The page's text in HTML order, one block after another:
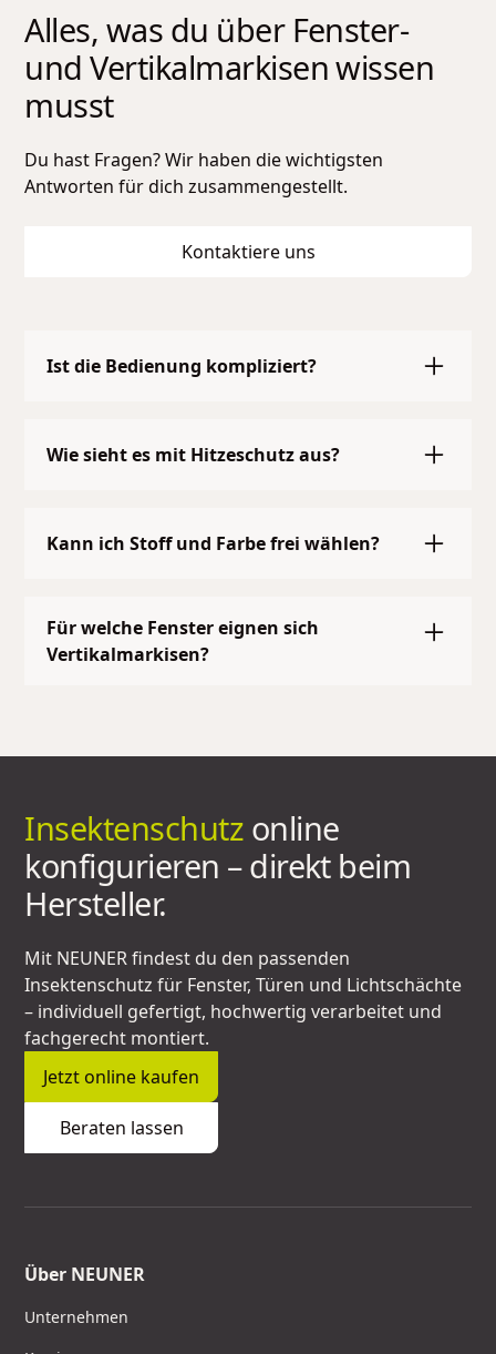
Alles, was du über Fenster-
und Vertikalmarkisenwissen
musst
Du hast Fragen? Wir haben die wichtigsten
Antworten für dich zusammengestellt.
Kontaktiere uns
Ist die Bedienung kompliziert?
bedienen und auf Wunsch auch mit Motor oder
Smart-Home-Anbindung erhältlich.
Wie sieht es mit Hitzeschutz aus?
Raumklima.
Kann ich Stoff und Farbe frei wählen?
und Stoffqualitäten, damit es perfekt zu deinem
Zuhause passt.
Für welche Fenster eignen sich
Vertikalmarkisen?
klassischer Sonnenschutz an Grenzen stößt.
Insektenschutz online
konfigurieren – direkt beim
Hersteller.
Mit NEUNER findest du den passenden
Insektenschutz für Fenster, Türen und Lichtschächte
– individuell gefertigt, hochwertig verarbeitet und
fachgerecht montiert.
Jetzt online kaufen
Beraten lassen
Über NEUNER
Unternehmen